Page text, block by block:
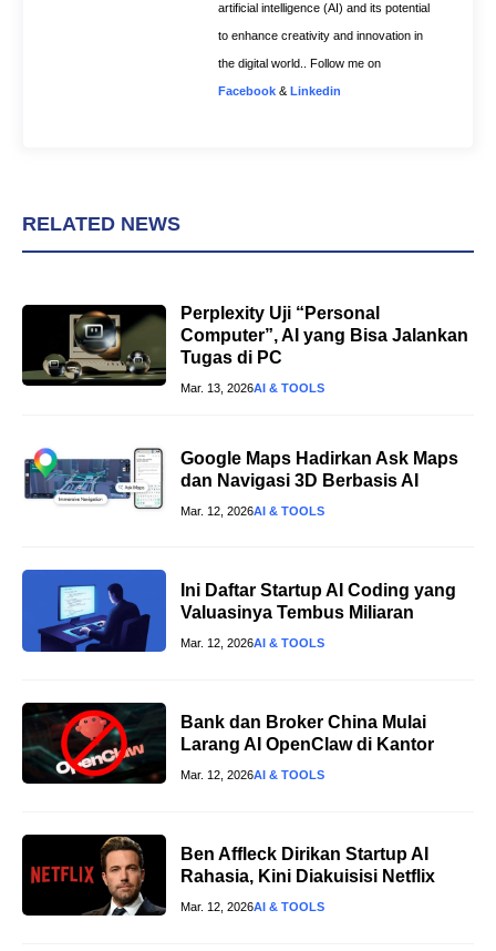
artificial intelligence (AI) and its potential
to enhance creativity and innovation in
the digital world.. Follow me on
Facebook & Linkedin
RELATED NEWS
Perplexity Uji “Personal
Computer”, AI yang Bisa Jalankan
Tugas di PC
Mar. 13, 2026AI & TOOLS
Google Maps Hadirkan Ask Maps
dan Navigasi 3D Berbasis AI
Mar. 12, 2026AI & TOOLS
Ini Daftar Startup AI Coding yang
Valuasinya Tembus Miliaran
Mar. 12, 2026AI & TOOLS
Bank dan Broker China Mulai
Larang AI OpenClaw di Kantor
Mar. 12, 2026AI & TOOLS
Ben Affleck Dirikan Startup AI
Rahasia, Kini Diakuisisi Netflix
Mar. 12, 2026AI & TOOLS